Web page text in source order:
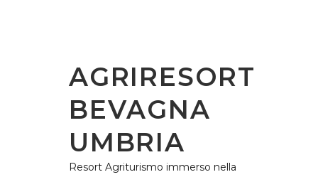
AGRIRESORT
BEVAGNA
UMBRIA
Resort Agriturismo immerso nella